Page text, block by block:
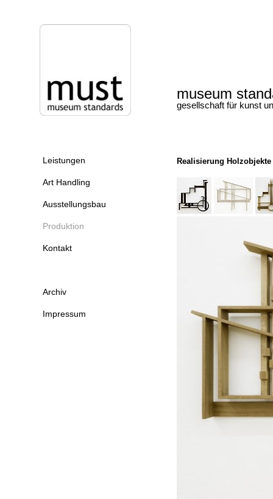
museum
gesellschaft für kunst
Leistungen
Art Handling
Ausstellungsbau
Produktion
Kontakt
Archiv
Impressum
Realisierung